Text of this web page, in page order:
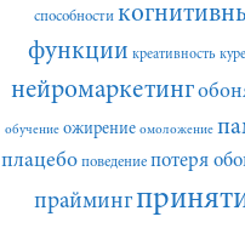
способности
функции креативность
нейромаркетинг
обучение ожирение омоложение
плацебо поведение потеря
прайминг